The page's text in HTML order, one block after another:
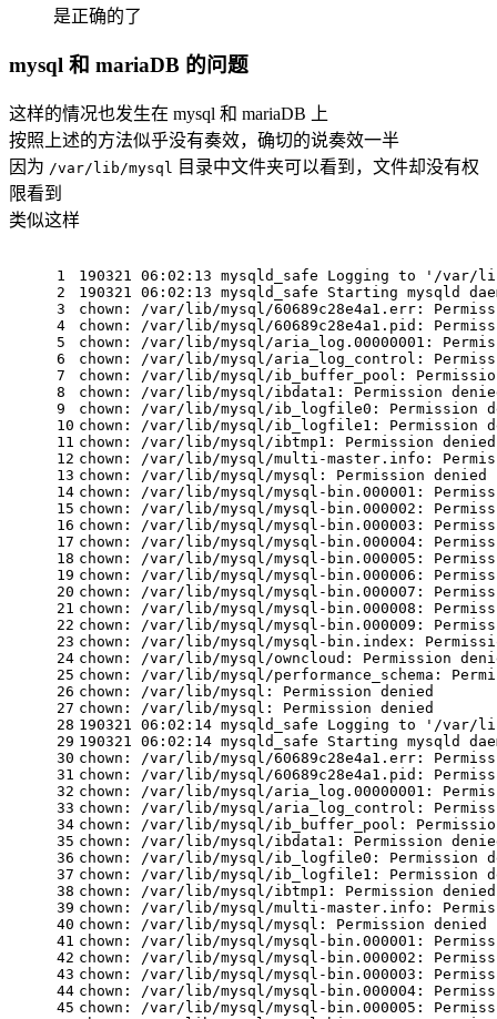
是正确的了
mysql 和 mariaDB 的问题
这样的情况也发生在 mysql 和 mariaDB 上
按照上述的方法似乎没有奏效，确切的说奏效一半
因为 /var/lib/mysql 目录中文件夹可以看到，文件却没有权
限看到
类似这样
1
2
3
4
5
6
7
8
9
10
11
12
13
14
15
16
17
18
19
20
21
22
23
24
25
26
27
28
29
30
31
32
33
34
35
36
37
38
39
40
41
42
43
44
45
190321 06:02:13 mysqld_safe Logging to '/var/
190321 06:02:13 mysqld_safe Starting mysqld
chown: /var/lib/mysql/60689c28e4a1.err:
chown: /var/lib/mysql/60689c28e4a1.pid:
chown: /var/lib/mysql/aria_log.00000001:
chown: /var/lib/mysql/aria_log_control:
chown: /var/lib/mysql/ib_buffer_pool:
chown: /var/lib/mysql/ibdata1: Permission
chown: /var/lib/mysql/ib_logfile0: Permission
chown: /var/lib/mysql/ib_logfile1: Permission
chown: /var/lib/mysql/ibtmp1: Permission denied
chown: /var/lib/mysql/multi-master.info:
chown: /var/lib/mysql/mysql: Permission denied
chown: /var/lib/mysql/mysql-bin.000001:
chown: /var/lib/mysql/mysql-bin.000002:
chown: /var/lib/mysql/mysql-bin.000003:
chown: /var/lib/mysql/mysql-bin.000004:
chown: /var/lib/mysql/mysql-bin.000005:
chown: /var/lib/mysql/mysql-bin.000006:
chown: /var/lib/mysql/mysql-bin.000007:
chown: /var/lib/mysql/mysql-bin.000008:
chown: /var/lib/mysql/mysql-bin.000009:
chown: /var/lib/mysql/mysql-bin.index:
chown: /var/lib/mysql/owncloud: Permission
chown: /var/lib/mysql/performance_schema:
chown: /var/lib/mysql: Permission denied
chown: /var/lib/mysql: Permission denied
190321 06:02:14 mysqld_safe Logging to '/var/
190321 06:02:14 mysqld_safe Starting mysqld
chown: /var/lib/mysql/60689c28e4a1.err:
chown: /var/lib/mysql/60689c28e4a1.pid:
chown: /var/lib/mysql/aria_log.00000001:
chown: /var/lib/mysql/aria_log_control:
chown: /var/lib/mysql/ib_buffer_pool:
chown: /var/lib/mysql/ibdata1: Permission
chown: /var/lib/mysql/ib_logfile0: Permission
chown: /var/lib/mysql/ib_logfile1: Permission
chown: /var/lib/mysql/ibtmp1: Permission denied
chown: /var/lib/mysql/multi-master.info:
chown: /var/lib/mysql/mysql: Permission denied
chown: /var/lib/mysql/mysql-bin.000001:
chown: /var/lib/mysql/mysql-bin.000002:
chown: /var/lib/mysql/mysql-bin.000003:
chown: /var/lib/mysql/mysql-bin.000004:
chown: /var/lib/mysql/mysql-bin.000005: